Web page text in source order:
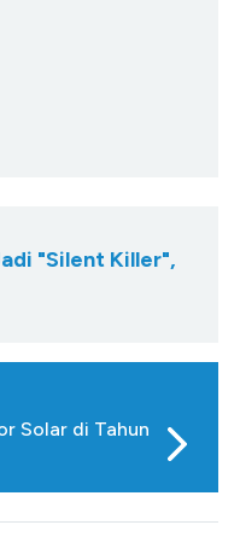
"Silent Killer",
Solar di Tahun